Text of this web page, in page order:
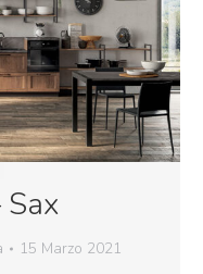
Sax
15 Marzo 2021